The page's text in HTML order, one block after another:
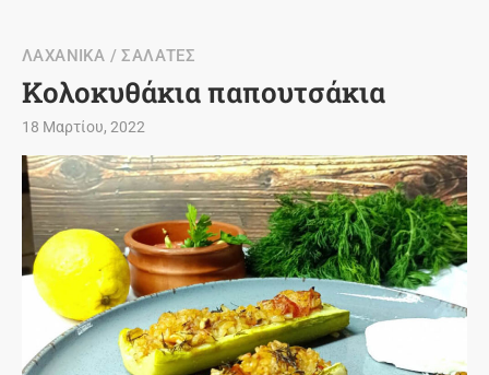
ΛΑΧΑΝΙΚΑ / ΣΑΛΑΤΕΣ
Κολοκυθάκια παπουτσάκια
18 Μαρτίου, 2022